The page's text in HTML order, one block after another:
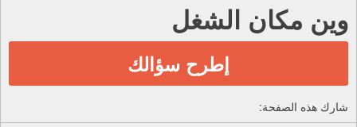
وين مكان الشغل
إطرح سؤالك
شارك هذه الصفحة: